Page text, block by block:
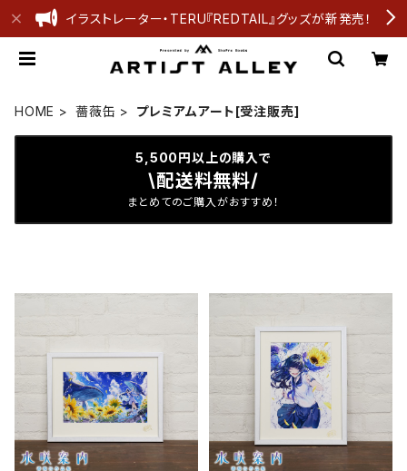
イラストレーター・TERU『REDTAIL』グッズが新発売！
HOME 薔薇缶 プレミアムアート[受注販売]
5,500円以上の購入で
\配送料無料/
まとめてのご購入がおすすめ！